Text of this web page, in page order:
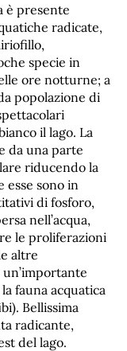
è presente
radicate,
specie in
ore notturne; a
popolazione di
il lago. La
da una parte
riducendo la
esse sono in
di fosforo,
nell’acqua,
le proliferazioni
altre
fauna acquatica
Bellissima
radicante,
del lago.